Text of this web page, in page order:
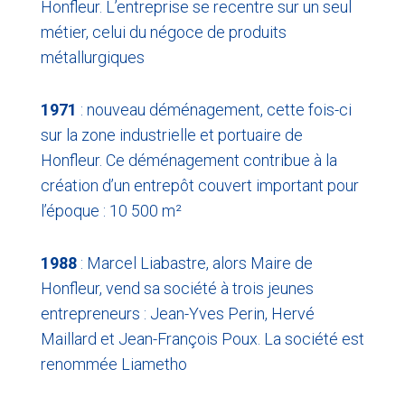
Honfleur. L’entreprise se recentre sur un seul
métier, celui du négoce de produits
métallurgiques
1971 : nouveau déménagement, cette fois-ci
sur la zone industrielle et portuaire de
Honfleur. Ce déménagement contribue à la
création d’un entrepôt couvert important pour
l’époque : 10 500 m²
1988: Marcel Liabastre, alors Maire de
Honfleur, vend sa société à trois jeunes
entrepreneurs : Jean-Yves Perin, Hervé
Maillard et Jean-François Poux. La société est
renommée Liametho